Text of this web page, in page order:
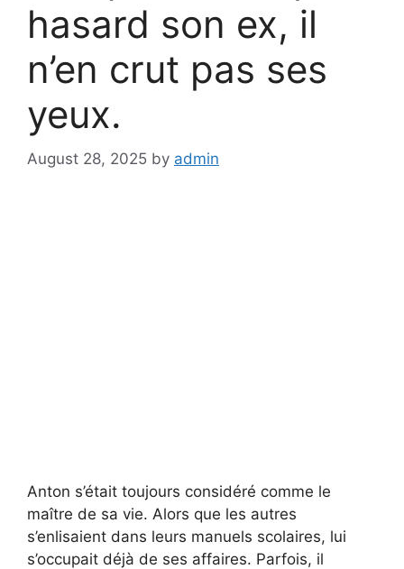
hasard son ex, il
n’en crut pas ses
yeux.
August 28, 2025 by admin
Anton s’était toujours considéré comme le
maître de sa vie. Alors que les autres
s’enlisaient dans leurs manuels scolaires, lui
s’occupait déjà de ses affaires. Parfois, il